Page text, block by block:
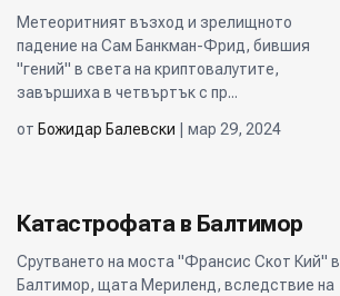
Метеоритният възход и зрелищното
падение на Сам Банкман-Фрид, бившия
"гений" в света на криптовалутите,
завършиха в четвъртък с пр...
от Божидар Балевски | мар 29, 2024
Катастрофата в Балтимор
Срутването на моста "Франсис Скот Кий" в
Балтимор, щата Мериленд, вследствие на